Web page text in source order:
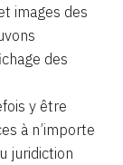
images des
des
y être
à n’importe
juridiction